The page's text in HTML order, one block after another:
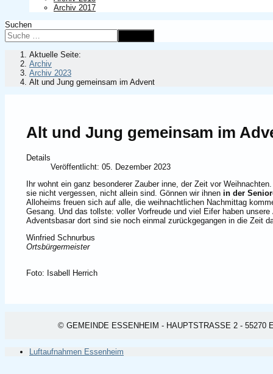
Archiv 2017
Suchen
Aktuelle Seite:
Archiv
Archiv 2023
Alt und Jung gemeinsam im Advent
Alt und Jung gemeinsam im
Details
Veröffentlicht: 05. Dezember 2023
Ihr wohnt ein ganz besonderer Zauber inne, der Zeit vor
sie nicht vergessen, nicht allein sind. Gönnen wir ihnen in der
Alloheims freuen sich auf alle, die weihnachtlichen Nachmittag
Gesang. Und das tollste: voller Vorfreude und viel Eifer haben
Adventsbasar dort sind sie noch einmal zurückgegangen in die Zeit
Winfried Schnurbus
Ortsbürgermeister
Foto: Isabell Herrich
© GEMEINDE ESSENHEIM - HAUPTSTRASSE 2 - 55270
Luftaufnahmen Essenheim